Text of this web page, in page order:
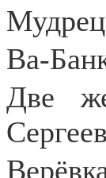
Мудрец
Ва-
Две